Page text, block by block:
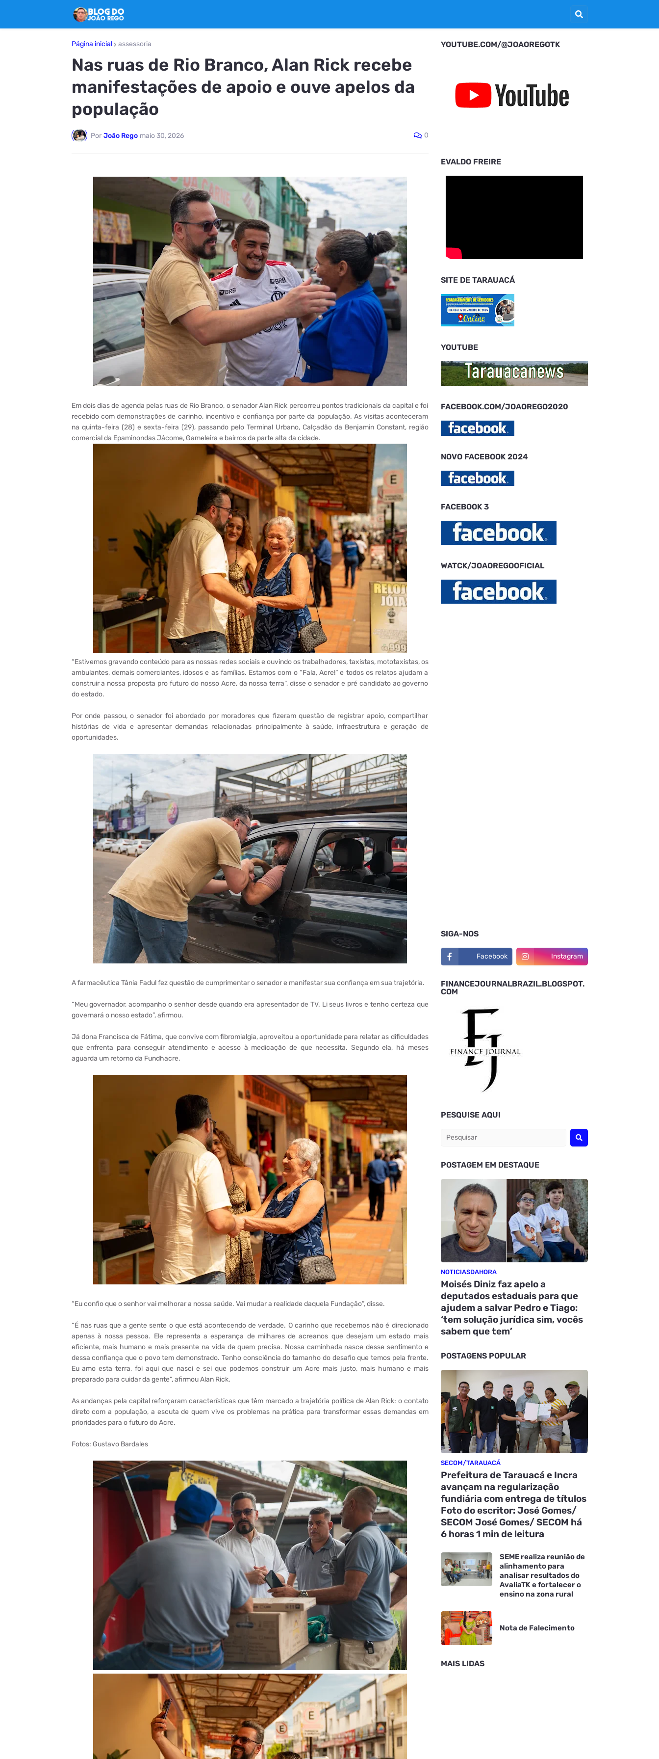
Página inicial assessoria
Nas ruas de Rio Branco, Alan Rick recebe
manifestações de apoio e ouve apelos da
população
Por João Rego maio 30, 2026 0
Em dois dias de agenda pelas ruas de Rio Branco, o senador Alan Rick percorreu pontos tradicionais da capital e foi
recebido com demonstrações de carinho, incentivo e confiança por parte da população. As visitas aconteceram
na quinta-feira (28) e sexta-feira (29), passando pelo Terminal Urbano, Calçadão da Benjamin Constant, região
comercial da Epaminondas Jácome, Gameleira e bairros da parte alta da cidade.
“Estivemos gravando conteúdo para as nossas redes sociais e ouvindo os trabalhadores, taxistas, mototaxistas, os
ambulantes, demais comerciantes, idosos e as famílias. Estamos com o “Fala, Acre!” e todos os relatos ajudam a
construir a nossa proposta pro futuro do nosso Acre, da nossa terra”, disse o senador e pré candidato ao governo
do estado.
Por onde passou, o senador foi abordado por moradores que fizeram questão de registrar apoio, compartilhar
histórias de vida e apresentar demandas relacionadas principalmente à saúde, infraestrutura e geração de
oportunidades.
A farmacêutica Tânia Fadul fez questão de cumprimentar o senador e manifestar sua confiança em sua trajetória.
“Meu governador, acompanho o senhor desde quando era apresentador de TV. Li seus livros e tenho certeza que
governará o nosso estado”, afirmou.
Já dona Francisca de Fátima, que convive com fibromialgia, aproveitou a oportunidade para relatar as dificuldades
que enfrenta para conseguir atendimento e acesso à medicação de que necessita. Segundo ela, há meses
aguarda um retorno da Fundhacre.
“Eu confio que o senhor vai melhorar a nossa saúde. Vai mudar a realidade daquela Fundação”, disse.
“É nas ruas que a gente sente o que está acontecendo de verdade. O carinho que recebemos não é direcionado
apenas à nossa pessoa. Ele representa a esperança de milhares de acreanos que desejam um estado mais
eficiente, mais humano e mais presente na vida de quem precisa. Nossa caminhada nasce desse sentimento e
dessa confiança que o povo tem demonstrado. Tenho consciência do tamanho do desafio que temos pela frente.
Eu amo esta terra, foi aqui que nasci e sei que podemos construir um Acre mais justo, mais humano e mais
preparado para cuidar da gente”, afirmou Alan Rick.
As andanças pela capital reforçaram características que têm marcado a trajetória política de Alan Rick: o contato
direto com a população, a escuta de quem vive os problemas na prática para transformar essas demandas em
prioridades para o futuro do Acre.
Fotos: Gustavo Bardales
YOUTUBE.COM/@JOAOREGOTK
EVALDO FREIRE
SITE DE TARAUACÁ
YOUTUBE
FACEBOOK.COM/JOAOREGO2020
NOVO FACEBOOK 2024
FACEBOOK 3
WATCK/JOAOREGOOFICIAL
SIGA-NOS
Facebook Instagram
FINANCEJOURNALBRAZIL.BLOGSPOT.
COM
PESQUISE AQUI
POSTAGEM EM DESTAQUE
NOTICIASDAHORA
Moisés Diniz faz apelo a
deputados estaduais para que
ajudem a salvar Pedro e Tiago:
‘tem solução jurídica sim, vocês
sabem que tem’
POSTAGENS POPULAR
SECOM/TARAUACÁ
Prefeitura de Tarauacá e Incra
avançam na regularização
fundiária com entrega de títulos
Foto do escritor: José Gomes/
SECOM José Gomes/ SECOM há
6 horas 1 min de leitura
SEME realiza reunião de
alinhamento para
analisar resultados do
AvaliaTK e fortalecer o
ensino na zona rural
Nota de Falecimento
MAIS LIDAS